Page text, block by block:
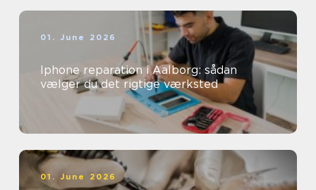
01. June 2026
Iphone reparation i Aalborg: sådan
vælger du det rigtige værksted
01. June 2026